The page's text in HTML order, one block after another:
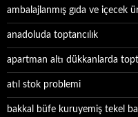
ambalajlanmış gıda ve içecek
anadoluda toptancılık
apartman altı dükkanlarda
atıl stok problemi
bakkal büfe kuruyemiş tekel